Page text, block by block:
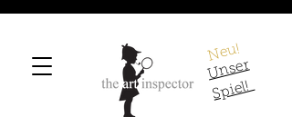
Neu!
U
ns
er
S
pi
el!